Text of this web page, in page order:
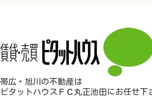
帯広・旭川の不動産は
ピタットハウスＦＣ丸正池田にお任せ下